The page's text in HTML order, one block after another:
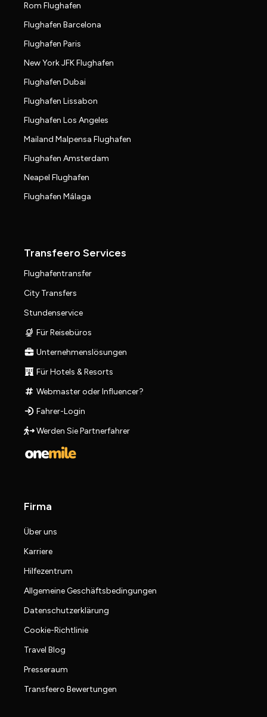
Rom Flughafen
Flughafen Barcelona
Flughafen Paris
New York JFK Flughafen
Flughafen Dubai
Flughafen Lissabon
Flughafen Los Angeles
Mailand Malpensa Flughafen
Flughafen Amsterdam
Neapel Flughafen
Flughafen Málaga
Transfeero Services
Flughafentransfer
City Transfers
Stundenservice
Für Reisebüros
Unternehmenslösungen
Für Hotels & Resorts
Webmaster oder Influencer?
Fahrer-Login
Werden Sie Partnerfahrer
Firma
Über uns
Karriere
Hilfezentrum
Allgemeine Geschäftsbedingungen
Datenschutzerklärung
Cookie-Richtlinie
Travel Blog
Presseraum
Transfeero Bewertungen